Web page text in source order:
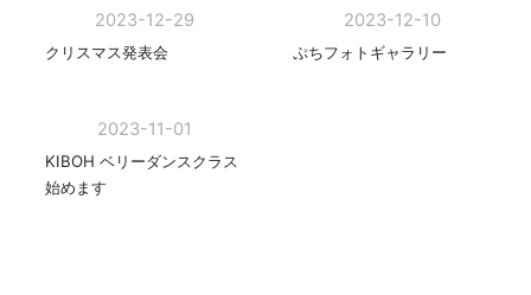
2023-12-29
クリスマス発表会
2023-12-10
ぷちフォトギャラリー
2023-11-01
KIBOH ベリーダンスクラス
始めます